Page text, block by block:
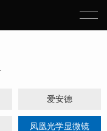
爱安德
凤凰光学显微镜